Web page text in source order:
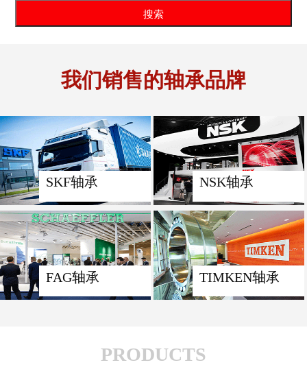
我们销售的轴承品牌
SKF轴承 NSK轴承
FAG轴承 TIMKEN轴承
PRODUCTS